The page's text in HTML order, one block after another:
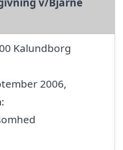
Kalundborg
2006,